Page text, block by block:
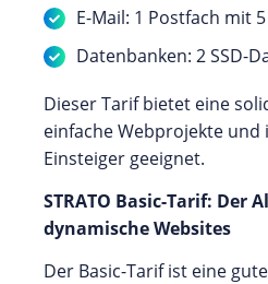
E-Mail: 1 Postfach mit
Datenbanken: 2 SSD-
Dieser Tarif bietet eine
einfache Webprojekte
Einsteiger geeignet.
STRATO Basic-Tarif: Der
dynamische Websites
Der Basic-Tarif ist eine